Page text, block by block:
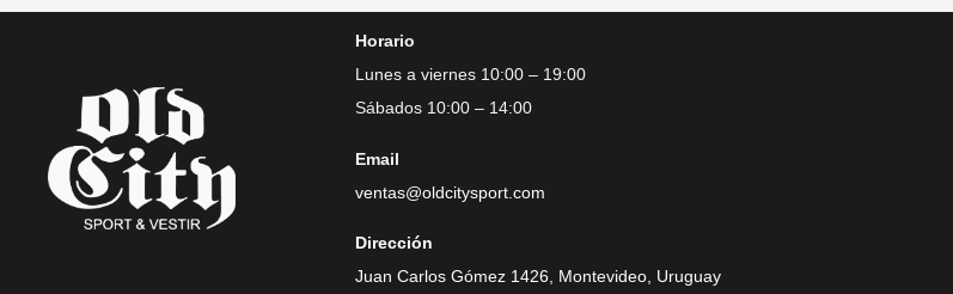
Horario
Lunes a viernes 10:00 – 19:00
Sábados 10:00 – 14:00
Email
ventas@oldcitysport.com
Dirección
Juan Carlos Gómez 1426, Montevideo, Uruguay